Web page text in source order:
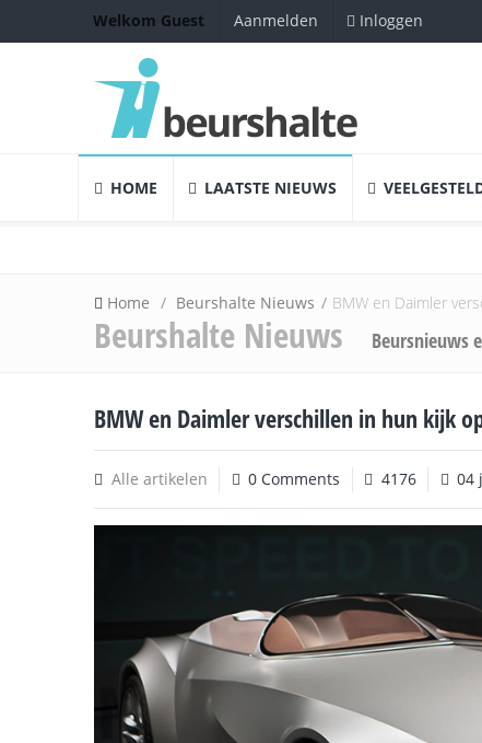
Welkom Guest Aanmelden Inloggen
HOME LAATSTE NIEUWS
Home Beurshalte Nieuws BMW en Daimler
Beurshalte Nieuws Beursnieuws
BMW en Daimler verschillen in hun kijk
Alle artikelen 0 Comments 4176 04